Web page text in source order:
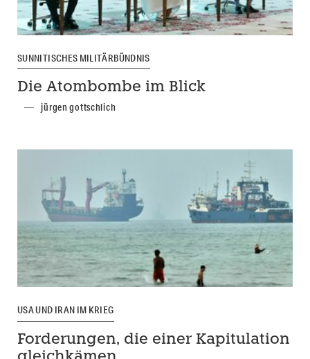
SUNNITISCHES MILITÄRBÜNDNIS
Die Atombombe im Blick
jürgen gottschlich
USA UND IRAN IM KRIEG
Forderungen, die einer Kapitulation